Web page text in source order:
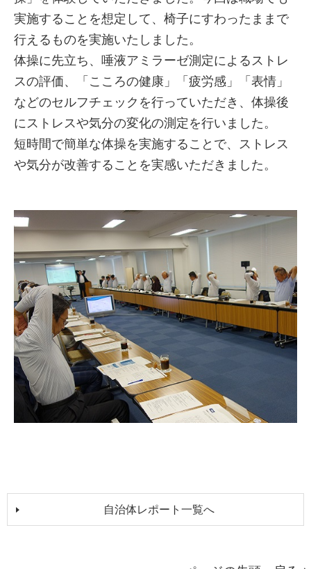
実施することを想定して、椅子にすわったままで
行えるものを実施いたしました。
体操に先立ち、唾液アミラーゼ測定によるストレ
スの評価、「こころの健康」「疲労感」「表情」
などのセルフチェックを行っていただき、体操後
にストレスや気分の変化の測定を行いました。
短時間で簡単な体操を実施することで、ストレス
や気分が改善することを実感いただきました。
自治体レポート一覧へ